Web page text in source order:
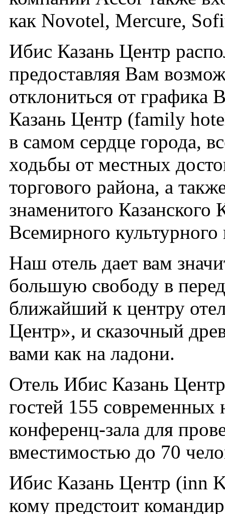
как Novotel, Mercure,
Ибис Казань Центр
предоставляя Вам
отклониться от графика
Казань Центр (family
в самом сердце города,
ходьбы от местных
торгового района, а
знаменитого
Всемирного
Наш отель дает вам
большую свободу в
ближайший к центру
Центр», и сказочный
вами как на ладони.
Отель Ибис Казань
гостей 155
конференц-зала для
вместимостью до 70
Ибис Казань Центр (inn
кому предстоит